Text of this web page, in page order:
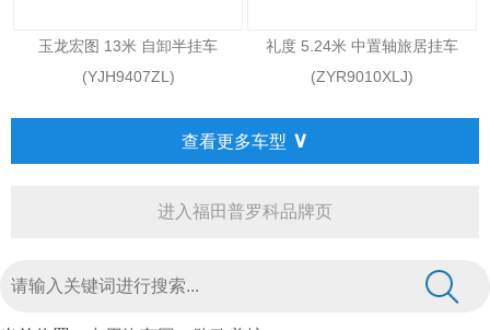
玉龙宏图 13米 自卸半挂车
(YJH9407ZL)
礼度 5.24米 中置轴旅居挂车
(ZYR9010XLJ)
查看更多车型 ∨
进入福田普罗科品牌页